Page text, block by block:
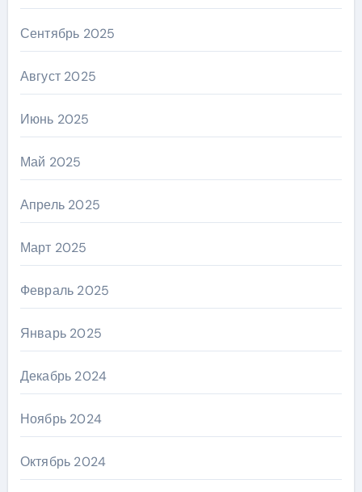
Сентябрь 2025
Август 2025
Июнь 2025
Май 2025
Апрель 2025
Март 2025
Февраль 2025
Январь 2025
Декабрь 2024
Ноябрь 2024
Октябрь 2024